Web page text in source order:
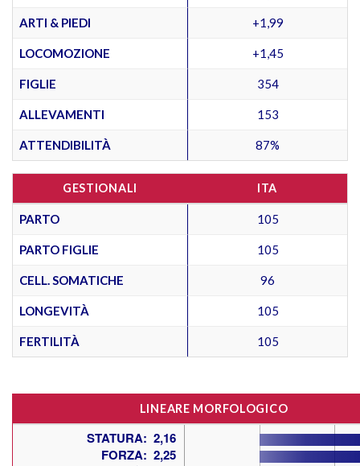
ARTI & PIEDI +1,99
LOCOMOZIONE +1,45
FIGLIE 354
ALLEVAMENTI 153
ATTENDIBILITÀ 87%
GESTIONALI ITA
PARTO 105
PARTO FIGLIE 105
CELL. SOMATICHE 96
LONGEVITÀ 105
FERTILITÀ 105
LINEARE MORFOLOGICO